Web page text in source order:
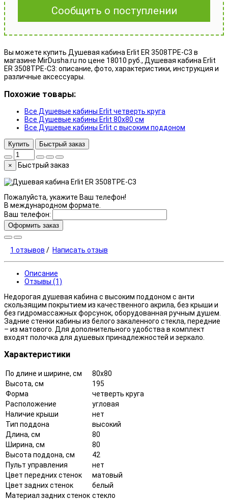
Сообщить о поступлении
Вы можете купить Душевая кабина Erlit ER 3508TPE-C3 в
магазине MirDusha.ru по цене 18010 руб., Душевая кабина Erlit
ER 3508TPE-C3: описание, фото, характеристики, инструкция и
различные аксессуары.
Похожие товары:
Все Душевые кабины Erlit четверть круга
Все Душевые кабины Erlit 80x80 см
Все Душевые кабины Erlit с высоким поддоном
Купить Быстрый заказ
× Быстрый заказ
Пожалуйста, укажите Ваш телефон!
В международном формате.
Ваш телефон:
Оформить заказ
1 отзывов / Написать отзыв
Описание
Отзывы (1)
Недорогая душевая кабина с высоким поддоном с анти
скользящим покрытием из качественного акрила, без крыши и
без гидромассажных форсунок, оборудованная ручным душем.
Задние стенки кабины из белого закаленного стекла, передние
– из матового. Для дополнительного удобства в комплект
входят полочка для душевых принадлежностей и зеркало.
Характеристики
По длине и ширине, см
80x80
Высота, см
195
Форма
четверть круга
Расположение
угловая
Наличие крыши
нет
Тип поддона
высокий
Длина, см
80
Ширина, см
80
Высота поддона, см
42
Пульт управления
нет
Цвет передних стенок
матовый
Цвет задних стенок
белый
Материал задних стенок стекло